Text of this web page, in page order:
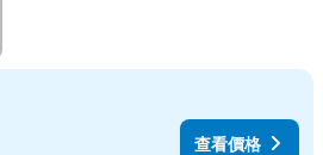
查看價格